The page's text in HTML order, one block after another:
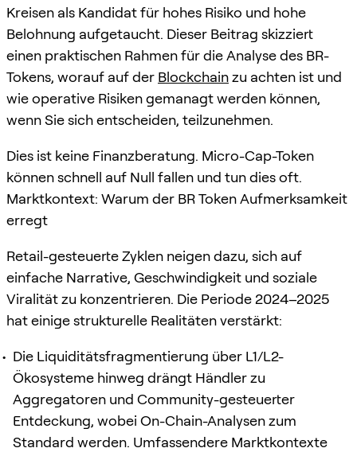
Kreisen als Kandidat für hohes Risiko und hohe
Belohnung aufgetaucht. Dieser Beitrag skizziert
einen praktischen Rahmen für die Analyse des BR-
Tokens, worauf auf der Blockchainzu achten ist und
wie operative Risiken gemanagt werden können,
wenn Sie sich entscheiden, teilzunehmen.
Dies ist keine Finanzberatung. Micro-Cap-Token
können schnell auf Null fallen und tun dies oft.
Marktkontext: Warum der BR Token Aufmerksamkeit
erregt
Retail-gesteuerte Zyklen neigen dazu, sich auf
einfache Narrative, Geschwindigkeit und soziale
Viralität zu konzentrieren. Die Periode 2024–2025
hat einige strukturelle Realitäten verstärkt:
Die Liquiditätsfragmentierung über L1/L2-
Ökosysteme hinweg drängt Händler zu
Aggregatoren und Community-gesteuerter
Entdeckung, wobei On-Chain-Analysen zum
Standard werden. Umfassendere Marktkontexte